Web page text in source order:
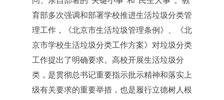
育部多次强调和部署学校推进生活垃圾分类管
理工作，《北京市生活垃圾管理条例》、《北
京市学校生活垃圾分类工作方案》对垃圾分类
工作提出了明确要求。高校开展生活垃圾分
类，是贯彻总书记重要指示批示精神和落实上
级有关要求的重要举措，也是履行立德树人根